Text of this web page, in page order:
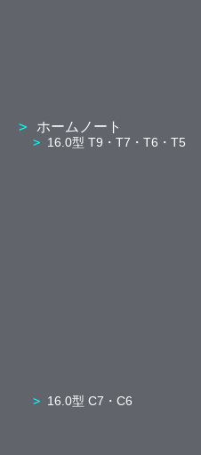
ホームノート
16.0型 T9・T7・T6・T5
16.0型 C7・C6